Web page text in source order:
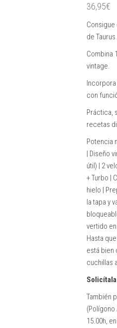
36,95€
Consigue
de Taurus.
Combina
vintage.
con
Práctica,
recetas
Potencia
| Diseño
útil) | 2
+ Turbo |
hielo |
la tapa y
vertido
Hasta
está bien
cuchillas
También
(Polígono
15.00h,